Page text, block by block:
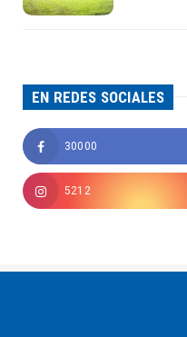
EN REDES SOCIALES
30000
5212